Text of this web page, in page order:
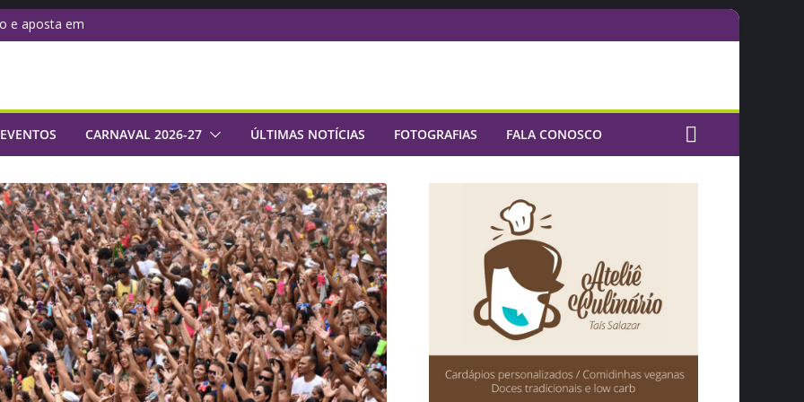
e aposta em
samba da SérieCARNAVAL 2026-27 ÚLTIMAS NOTÍCIAS FOTOGRAFIAS FALA CONOSCO